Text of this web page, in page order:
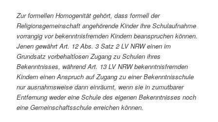
Zur formellen Homogenität gehört, dass formell der
Religionsgemeinschaft angehörende Kinder ihre Schulaufnahme
vorrangig vor bekenntnisfremden Kindern beanspruchen können.
Jenen gewährt Art. 12 Abs. 3 Satz 2 LV NRW einen im
Grundsatz vorbehaltlosen Zugang zu Schulen ihres
Bekenntnisses, während Art. 13 LV NRW bekenntnisfremden
Kindern einen Anspruch auf Zugang zu einer Bekenntnisschule
nur ausnahmsweise dann einräumt, wenn sie in zumutbarer
Entfernung weder eine Schule des eigenen Bekenntnisses noch
eine Gemeinschaftsschule erreichen können.